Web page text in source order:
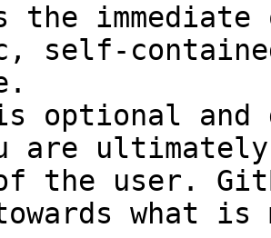
the
self-
optional and
are
the user.
towards what